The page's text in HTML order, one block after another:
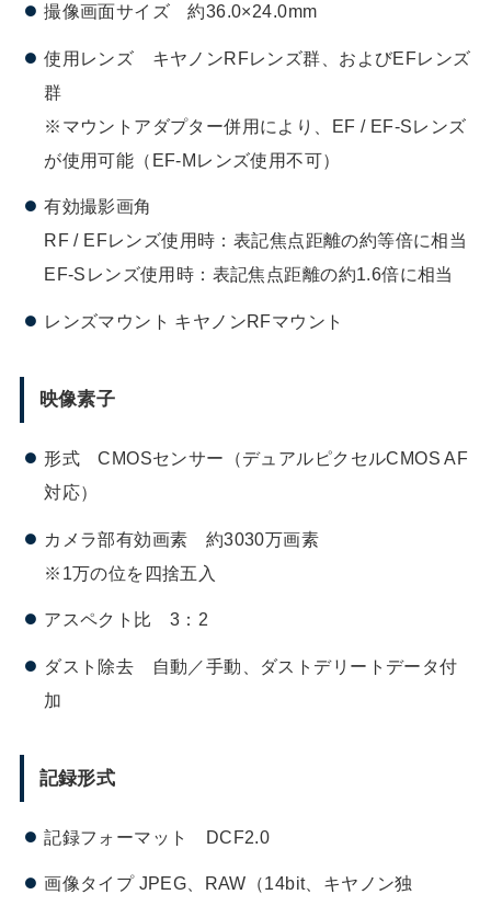
撮像画面サイズ 約36.0×24.0mm
使用レンズ キヤノンRFレンズ群、およびEFレンズ
群
※マウントアダプター併用により、EF / EF-Sレンズ
が使用可能（EF-Mレンズ使用不可）
有効撮影画角
RF / EFレンズ使用時：表記焦点距離の約等倍に相当
EF-Sレンズ使用時：表記焦点距離の約1.6倍に相当
レンズマウント キヤノンRFマウント
映像素子
形式 CMOSセンサー（デュアルピクセルCMOS AF
対応）
カメラ部有効画素 約3030万画素
※1万の位を四捨五入
アスペクト比 3：2
ダスト除去 自動／手動、ダストデリートデータ付
加
記録形式
記録フォーマット DCF2.0
画像タイプ JPEG、RAW（14bit、キヤノン独